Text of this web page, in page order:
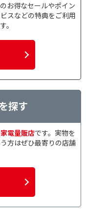
お得なセールやポイン
スなどの特典をご利用
。
探す
電量販店です。実物を
方はぜひ最寄りの店舗